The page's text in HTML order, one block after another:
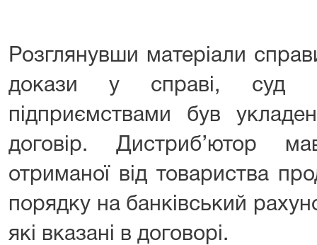
Розглянувши матеріали
докази у справі, суд
підприємствами був
договір. Дистриб’ютор
отриманої від товариства
порядку на банківський
які вказані в договорі.